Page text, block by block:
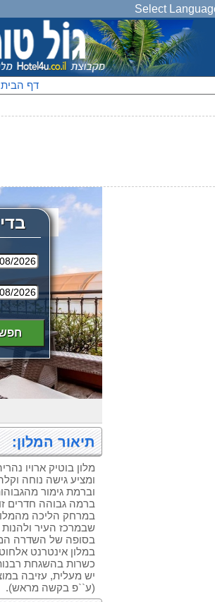
Select
דף הבית
חפש -
תיאור המלון:
מלון בוטיק ארויו
ומציע גישה נוחה
ברמה גבוהה חדרים
במרחק הליכה
שבמרכז העיר
בסופה של השדרה
במלון אינטרנט
כשרות בהשגחת
יש מעלית, עזיבה
(ע``פ בקשה מראש).